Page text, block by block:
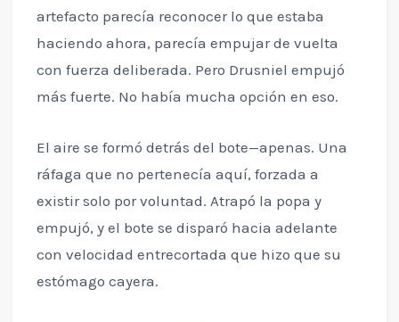
artefacto parecía reconocer lo que estaba
haciendo ahora, parecía empujar de vuelta
con fuerza deliberada. Pero Drusniel empujó
más fuerte. No había mucha opción en eso.
El aire se formó detrás del bote—apenas. Una
ráfaga que no pertenecía aquí, forzada a
existir solo por voluntad. Atrapó la popa y
empujó, y el bote se disparó hacia adelante
con velocidad entrecortada que hizo que su
estómago cayera.